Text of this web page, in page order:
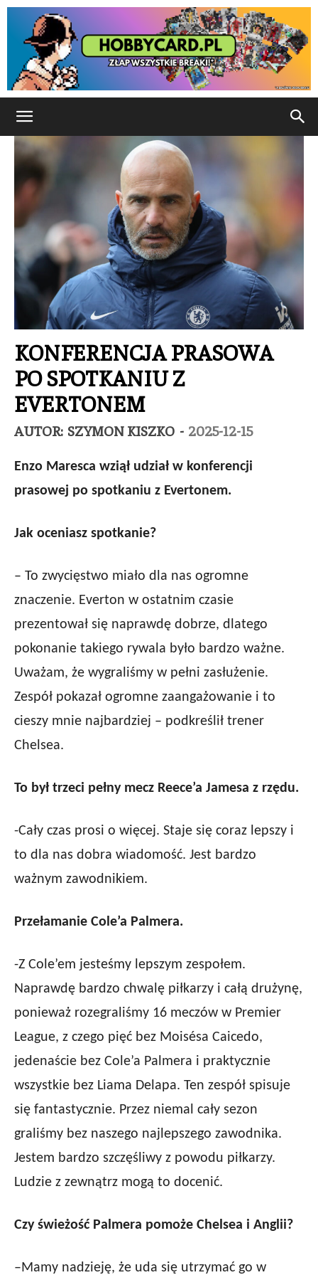
KONFERENCJA PRASOWA
PO SPOTKANIU Z
EVERTONEM
AUTOR: SZYMON KISZKO - 2025-12-15
Enzo Maresca wziął udział w konferencji
prasowej po spotkaniu z Evertonem.
Jak oceniasz spotkanie?
– To zwycięstwo miało dla nas ogromne
znaczenie. Everton w ostatnim czasie
prezentował się naprawdę dobrze, dlatego
pokonanie takiego rywala było bardzo ważne.
Uważam, że wygraliśmy w pełni zasłużenie.
Zespół pokazał ogromne zaangażowanie i to
cieszy mnie najbardziej – podkreślił trener
Chelsea.
To był trzeci pełny mecz Reece’a Jamesa z rzędu.
-Cały czas prosi o więcej. Staje się coraz lepszy i
to dla nas dobra wiadomość. Jest bardzo
ważnym zawodnikiem.
Przełamanie Cole’a Palmera.
-Z Cole’em jesteśmy lepszym zespołem.
Naprawdę bardzo chwalę piłkarzy i całą drużynę,
ponieważ rozegraliśmy 16 meczów w Premier
League, z czego pięć bez Moisésa Caicedo,
jedenaście bez Cole’a Palmera i praktycznie
wszystkie bez Liama Delapa. Ten zespół spisuje
się fantastycznie. Przez niemal cały sezon
graliśmy bez naszego najlepszego zawodnika.
Jestem bardzo szczęśliwy z powodu piłkarzy.
Ludzie z zewnątrz mogą to docenić.
Czy świeżość Palmera pomoże Chelsea i Anglii?
–Mamy nadzieję, że uda się utrzymać go w